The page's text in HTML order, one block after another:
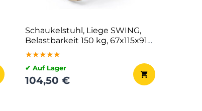
Schaukelstuhl, Liege SWING,
Belastbarkeit 150 kg, 67x115x91
cm, anthrazit
★★★★★
★★★★★
★★★★★
✔ Auf Lager
104,50 €